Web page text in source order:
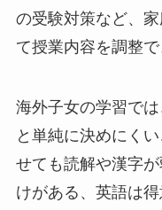
の受験対策など、
て授業内容を調整で
海外子女の学習では
と単純に決めにく
せても読解や漢字
けがある、英語は